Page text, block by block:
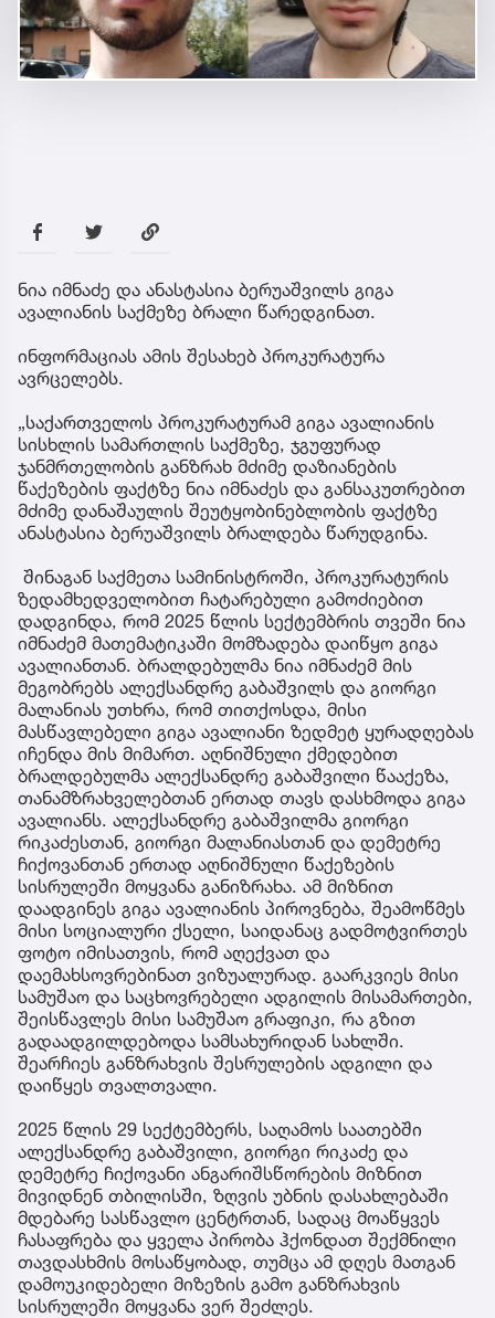
ნია იმნაძე და ანასტასია ბერუაშვილს გიგა
ავალიანის საქმეზე ბრალი წარედგინათ.
ინფორმაციას ამის შესახებ პროკურატურა
ავრცელებს.
„საქართველოს პროკურატურამ გიგა ავალიანის
სისხლის სამართლის საქმეზე, ჯგუფურად
ჯანმრთელობის განზრახ მძიმე დაზიანების
წაქეზების ფაქტზე ნია იმნაძეს და განსაკუთრებით
მძიმე დანაშაულის შეუტყობინებლობის ფაქტზე
ანასტასია ბერუაშვილს ბრალდება წარუდგინა.
შინაგან საქმეთა სამინისტროში, პროკურატურის
ზედამხედველობით ჩატარებული გამოძიებით
დადგინდა, რომ 2025 წლის სექტემბრის თვეში ნია
იმნაძემ მათემატიკაში მომზადება დაიწყო გიგა
ავალიანთან. ბრალდებულმა ნია იმნაძემ მის
მეგობრებს ალექსანდრე გაბაშვილს და გიორგი
მალანიას უთხრა, რომ თითქოსდა, მისი
მასწავლებელი გიგა ავალიანი ზედმეტ ყურადღებას
იჩენდა მის მიმართ. აღნიშნული ქმედებით
ბრალდებულმა ალექსანდრე გაბაშვილი წააქეზა,
თანამზრახველებთან ერთად თავს დასხმოდა გიგა
ავალიანს. ალექსანდრე გაბაშვილმა გიორგი
რიკაძესთან, გიორგი მალანიასთან და დემეტრე
ჩიქოვანთან ერთად აღნიშნული წაქეზების
სისრულეში მოყვანა განიზრახა. ამ მიზნით
დაადგინეს გიგა ავალიანის პიროვნება, შეამოწმეს
მისი სოციალური ქსელი, საიდანაც გადმოტვირთეს
ფოტო იმისათვის, რომ აღექვათ და
დაემახსოვრებინათ ვიზუალურად. გაარკვიეს მისი
სამუშაო და საცხოვრებელი ადგილის მისამართები,
შეისწავლეს მისი სამუშაო გრაფიკი, რა გზით
გადაადგილდებოდა სამსახურიდან სახლში.
შეარჩიეს განზრახვის შესრულების ადგილი და
დაიწყეს თვალთვალი.
2025 წლის 29 სექტემბერს, საღამოს საათებში
ალექსანდრე გაბაშვილი, გიორგი რიკაძე და
დემეტრე ჩიქოვანი ანგარიშსწორების მიზნით
მივიდნენ თბილისში, ზღვის უბნის დასახლებაში
მდებარე სასწავლო ცენტრთან, სადაც მოაწყვეს
ჩასაფრება და ყველა პირობა ჰქონდათ შექმნილი
თავდასხმის მოსაწყობად, თუმცა ამ დღეს მათგან
დამოუკიდებელი მიზეზის გამო განზრახვის
სისრულეში მოყვანა ვერ შეძლეს.